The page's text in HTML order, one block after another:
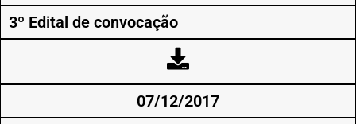
3º Edital de convocação
07/12/2017